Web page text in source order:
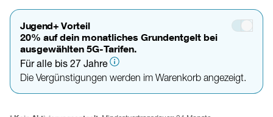
20% auf dein monatliches Grundentgelt bei
ausgewählten 5G-Tarifen.
Jugend+ Vorteil
Die Vergünstigungen werden im Warenkorb angezeigt.
Für alle bis 27 Jahre